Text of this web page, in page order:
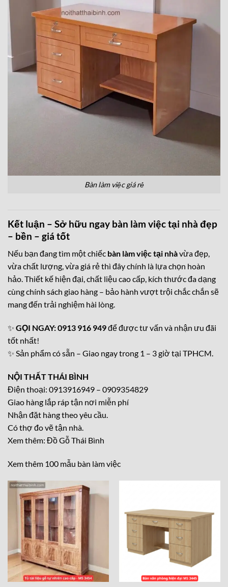
Bàn làm việc giá rẻ
Kết luận – Sở hữu ngay bàn làm việc tại nhà đẹp
– bền – giá tốt
Nếu bạn đang tìm một chiếc bàn làm việc tại nhàvừa đẹp,
vừa chất lượng, vừa giá rẻ thì đây chính là lựa chọn hoàn
hảo. Thiết kế hiện đại, chất liệu cao cấp, kích thước đa dạng
cùng chính sách giao hàng – bảo hành vượt trội chắc chắn sẽ
mang đến trải nghiệm hài lòng.
✨ GỌI NGAY: 0913 916 949để được tư vấn và nhận ưu đãi
tốt nhất!
✨ Sản phẩm có sẵn – Giao ngay trong 1 – 3 giờ tại TPHCM.
NỘI THẤT THÁI BÌNH
Điện thoại: 0913916949 – 0909354829
Giao hàng lắp ráp tận nơi miễn phí
Nhận đặt hàng theo yêu cầu.
Có thợ đo vẽ tận nhà.
Xem thêm: Đồ Gỗ Thái Bình
Xem thêm 100 mẫu bàn làm việc